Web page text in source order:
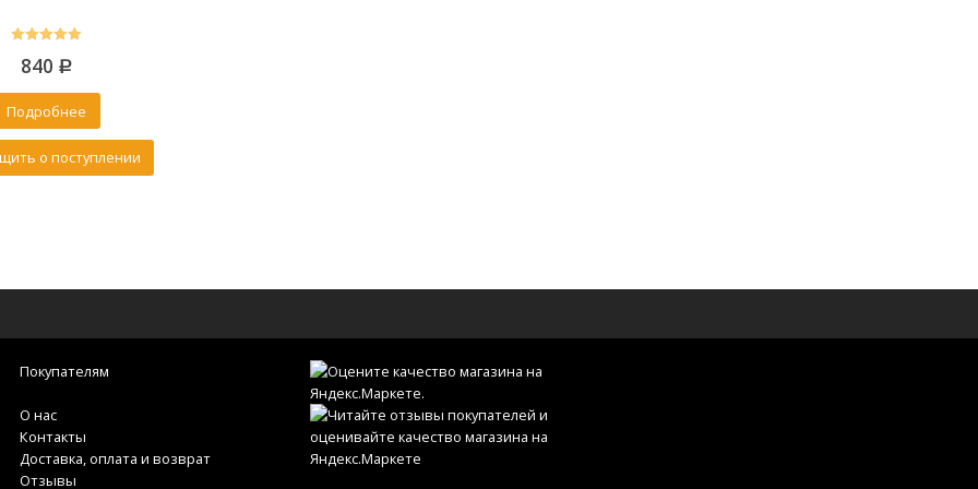
out of 5
840 Р
Подробнее
о поступлении
Покупателям
О нас
Контакты
Доставка, оплата и возврат
Отзывы